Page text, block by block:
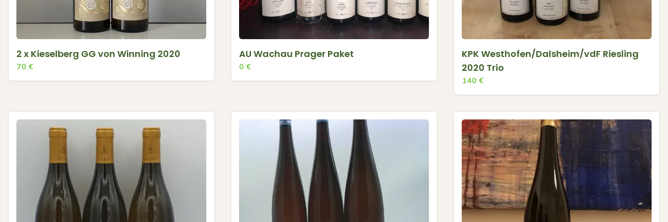
2 x Kieselberg GG von Winning 2020
70 €
AU Wachau Prager Paket
0 €
KPK Westhofen/Dalsheim/vdF Riesling
2020 Trio
140 €